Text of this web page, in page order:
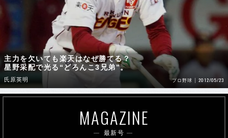
主力を欠いても楽天はなぜ勝てる？
星野采配で光る“どろんこ3兄弟”。
氏原英明 プロ野球 2012/05/23
MAGAZINE
最新号